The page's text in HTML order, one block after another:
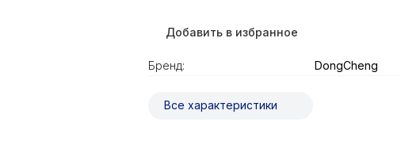
Добавить в избранное
Бренд: DongCheng
Все характеристики